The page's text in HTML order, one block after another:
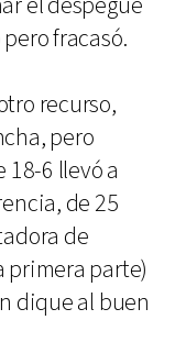
fracasó.
recurso,
pero
6 llevó a
de 25
de
primera parte)
dique al buen